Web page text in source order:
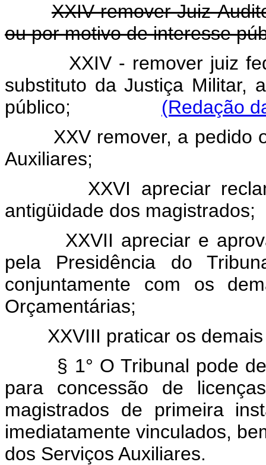
XXIV remover Juiz-
ou por motivo de interesse
XXIV - remover juiz
substituto da Justiça Militar,
público; (Redação
XXV remover, a pedido
Auxiliares;
XXVI apreciar
antigüidade dos magistrados;
XXVII apreciar e
pela Presidência do
conjuntamente com os
Orçamentárias;
XXVIII praticar os
§ 1° O Tribunal pode
para concessão de
magistrados de primeira
imediatamente vinculados,
dos Serviços Auxiliares.